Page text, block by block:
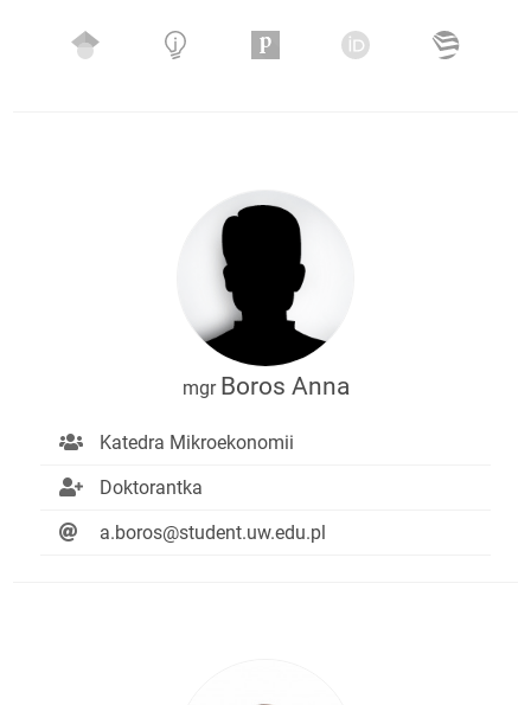
mgr Boros Anna
Katedra Mikroekonomii
Doktorantka
a.boros@student.uw.edu.pl